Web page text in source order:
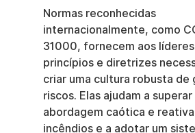
Normas reconhecidas
internacionalmente, como
31000, fornecem aos
princípios e diretrizes
criar uma cultura robusta de
riscos. Elas ajudam a superar
abordagem caótica e
incêndios e a adotar um